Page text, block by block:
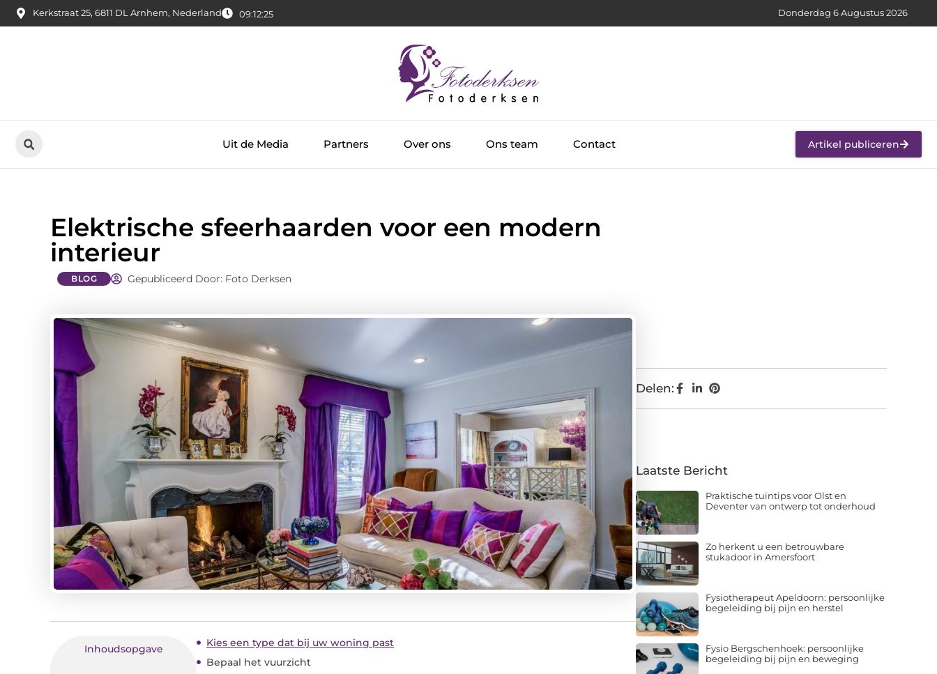
Kerkstraat 25, 6811 DL Arnhem, Nederland 09:12:26 Donderdag 6 Augustus 2026
Uit de Media Partners Over ons Ons team Contact Artikel publiceren
Elektrische sfeerhaarden voor een modern
interieur
BLOG Gepubliceerd Door: Foto Derksen
Inhoudsopgave
Kies een type dat bij uw woning past
Bepaal het vuurzicht
Delen:
Laatste Bericht
Praktische tuintips voor Olst en
Deventer van ontwerp tot onderhoud
Zo herkent u een betrouwbare
stukadoor in Amersfoort
Fysiotherapeut Apeldoorn: persoonlijke
begeleiding bij pijn en herstel
Fysio Bergschenhoek: persoonlijke
begeleiding bij pijn en beweging